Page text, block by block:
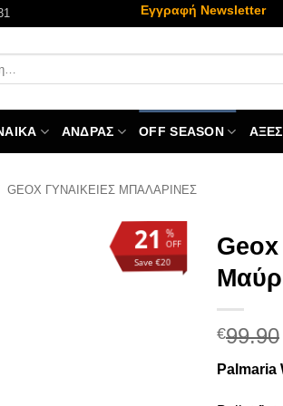
Εγγραφή Newsletter
ΑΝΔΡΑΣ OFF SEASON
GEOX ΓΥΝΑΙΚΕΊΕΣ ΜΠΑΛΑΡΊΝΕΣ
%
OFF
21
Save €20
€99.90
Palmaria